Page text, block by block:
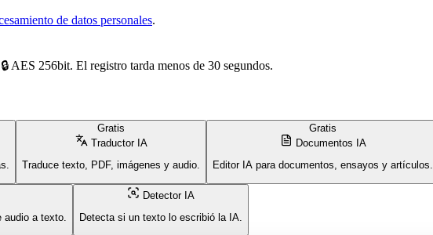
de datos personales.
AES 256bit. El registro tarda menos de 30 segundos.
Gratis
Traductor IA
Traduce texto, PDF, imágenes y audio.
Gratis
Documentos IA
Editor IA para documentos, ensayos y artículos.
audio a texto.
Detector IA
Detecta si un texto lo escribió la IA.